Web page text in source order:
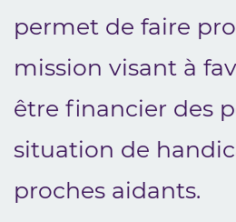
permet de faire
mission visant à
être financier des
situation de
proches aidants.